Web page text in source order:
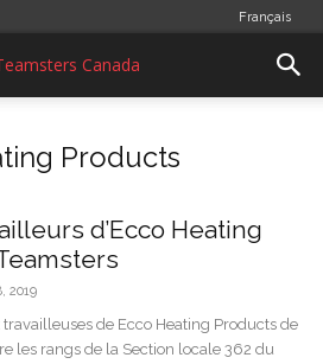
Français
Products
d’Ecco Heating
2019
de Ecco Heating Products de
les rangs de la Section locale 362 du